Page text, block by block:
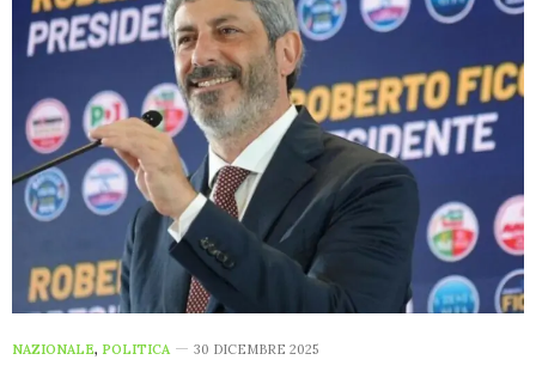
NAZIONALE, POLITICA 30 DICEMBRE 2025